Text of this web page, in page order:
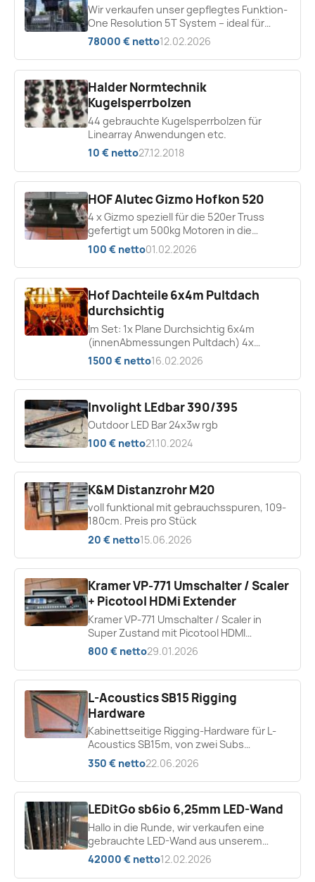
Wir verkaufen unser gepflegtes Funktion-
One Resolution 5T System – ideal für
Touring oder Festinstallation.
Hauptsystem: 20x...
78000 € netto12.02.2026
Halder Normtechnik
Kugelsperrbolzen
44 gebrauchte Kugelsperrbolzen für
Linearray Anwendungen etc.
10 € netto27.12.2018
HOF Alutec Gizmo Hofkon 520
4 x Gizmo speziell für die 520er Truss
gefertigt um 500kg Motoren in die
Traverse zu hängen
100 € netto01.02.2026
Hof Dachteile 6x4m Pultdach
durchsichtig
Im Set: 1x Plane Durchsichtig 6x4m
(innenAbmessungen Pultdach) 4x
Spezialteil Hofkon 290-4 zum Dach Schräg
stellen 6x Auszugsrohr als...
1500 € netto16.02.2026
Involight LEdbar 390/395
Outdoor LED Bar 24x3w rgb
100 € netto21.10.2024
K&M Distanzrohr M20
voll funktional mit gebrauchsspuren, 109-
180cm. Preis pro Stück
20 € netto15.06.2026
Kramer VP-771 Umschalter / Scaler
+ Picotool HDMi Extender
Kramer VP-771 Umschalter / Scaler in
Super Zustand mit Picotool HDMI
Extender über Kramer DGKat...
800 € netto29.01.2026
L-Acoustics SB15 Rigging
Hardware
Kabinettseitige Rigging-Hardware für L-
Acoustics SB15m, von zwei Subs
abgebaut und komplett: - 4&times;
seitliche Rigging-Baugruppe (KR...
350 € netto22.06.2026
LEDitGo sb6io 6,25mm LED-Wand
Hallo in die Runde, wir verkaufen eine
gebrauchte LED-Wand aus unserem
Vermietbestand. Bei Komplattabnahme
geben wir die Cases, Bumper,...
42000 € netto12.02.2026